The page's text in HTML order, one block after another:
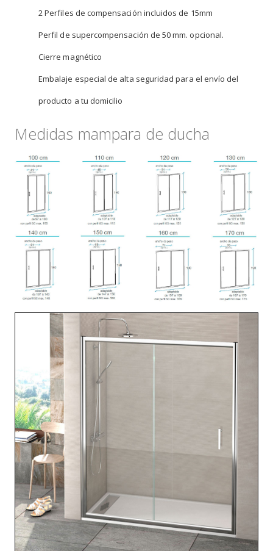
2 Perfiles de compensación incluidos de 15mm
Perfil de supercompensación de 50 mm. opcional.
Cierre magnético
Embalaje especial de alta seguridad para el envío del
producto a tu domicilio
Medidas mampara de ducha